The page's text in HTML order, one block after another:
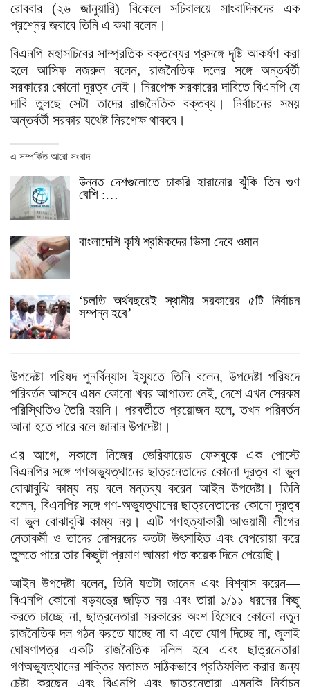
রোববার (২৬ জানুয়ারি) বিকেলে সচিবালয়ে সাংবাদিকদের এক
প্রশ্নের জবাবে তিনি এ কথা বলেন।
বিএনপি মহাসচিবের সাম্প্রতিক বক্তব্যের প্রসঙ্গে দৃষ্টি আকর্ষণ করা
হলে আসিফ নজরুল বলেন, রাজনৈতিক দলের সঙ্গে অন্তর্বর্তী
সরকারের কোনো দূরত্ব নেই। নিরপেক্ষ সরকারের দাবিতে বিএনপি যে
দাবি তুলছে সেটা তাদের রাজনৈতিক বক্তব্য। নির্বাচনের সময়
অন্তর্বর্তী সরকার যথেষ্ট নিরপেক্ষ থাকবে।
এ সম্পর্কিত আরো সংবাদ
উন্নত দেশগুলোতে চাকরি হারানোর ঝুঁকি তিন গুণ
বেশি :…
বাংলাদেশি কৃষি শ্রমিকদের ভিসা দেবে ওমান
‘চলতি অর্থবছরেই স্থানীয় সরকারের ৫টি নির্বাচন
সম্পন্ন হবে’
উপদেষ্টা পরিষদ পুনর্বিন্যাস ইস্যুতে তিনি বলেন, উপদেষ্টা পরিষদে
পরিবর্তন আসবে এমন কোনো খবর আপাতত নেই, দেশে এখন সেরকম
পরিস্থিতিও তৈরি হয়নি। পরবর্তীতে প্রয়োজন হলে, তখন পরিবর্তন
আনা হতে পারে বলে জানান উপদেষ্টা।
এর আগে, সকালে নিজের ভেরিফায়েড ফেসবুকে এক পোস্টে
বিএনপির সঙ্গে গণঅভ্যুত্থানের ছাত্রনেতাদের কোনো দূরত্ব বা ভুল
বোঝাবুঝি কাম্য নয় বলে মন্তব্য করেন আইন উপদেষ্টা। তিনি
বলেন, বিএনপির সঙ্গে গণ-অভ্যুত্থানের ছাত্রনেতাদের কোনো দূরত্ব
বা ভুল বোঝাবুঝি কাম্য নয়। এটি গণহত্যাকারী আওয়ামী লীগের
নেতাকর্মী ও তাদের দোসরদের কতটা উৎসাহিত এবং বেপরোয়া করে
তুলতে পারে তার কিছুটা প্রমাণ আমরা গত কয়েক দিনে পেয়েছি।
আইন উপদেষ্টা বলেন, তিনি যতটা জানেন এবং বিশ্বাস করেন—
বিএনপি কোনো ষড়যন্ত্রে জড়িত নয় এবং তারা ১/১১ ধরনের কিছু
করতে চাচ্ছে না, ছাত্রনেতারা সরকারের অংশ হিসেবে কোনো নতুন
রাজনৈতিক দল গঠন করতে যাচ্ছে না বা এতে যোগ দিচ্ছে না, জুলাই
ঘোষণাপত্র একটি রাজনৈতিক দলিল হবে এবং ছাত্রনেতারা
গণঅভ্যুত্থানের শক্তির মতামত সঠিকভাবে প্রতিফলিত করার জন্য
চেষ্টা করছেন এবং বিএনপি এবং ছাত্রনেতারা এমনকি নির্বাচন